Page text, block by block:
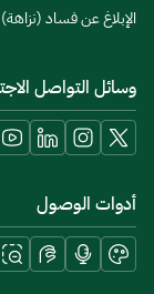
الإبلاغ عن فساد (نزاهة)
وسائل التواصل
أدوات الوصول